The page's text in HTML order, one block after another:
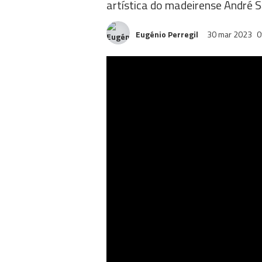
artística do madeirense André
Eugénio Perregil 30 mar 2023